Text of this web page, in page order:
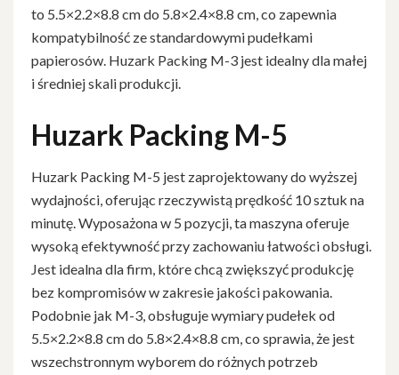
to 5.5×2.2×8.8 cm do 5.8×2.4×8.8 cm, co zapewnia
kompatybilność ze standardowymi pudełkami
papierosów. Huzark Packing M-3 jest idealny dla małej
i średniej skali produkcji.
Huzark Packing M-5
Huzark Packing M-5 jest zaprojektowany do wyższej
wydajności, oferując rzeczywistą prędkość 10 sztuk na
minutę. Wyposażona w 5 pozycji, ta maszyna oferuje
wysoką efektywność przy zachowaniu łatwości obsługi.
Jest idealna dla firm, które chcą zwiększyć produkcję
bez kompromisów w zakresie jakości pakowania.
Podobnie jak M-3, obsługuje wymiary pudełek od
5.5×2.2×8.8 cm do 5.8×2.4×8.8 cm, co sprawia, że jest
wszechstronnym wyborem do różnych potrzeb